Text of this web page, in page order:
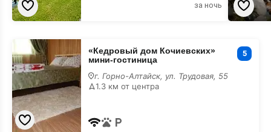
за ночь
«Кедровый
дом
Кочиевских»
мини-
гостиница
лучшие
«Кедровый дом Кочиевских»
мини-гостиница
5
г. Горно-Алтайск, ул. Трудовая, 55
1.3 км от центра